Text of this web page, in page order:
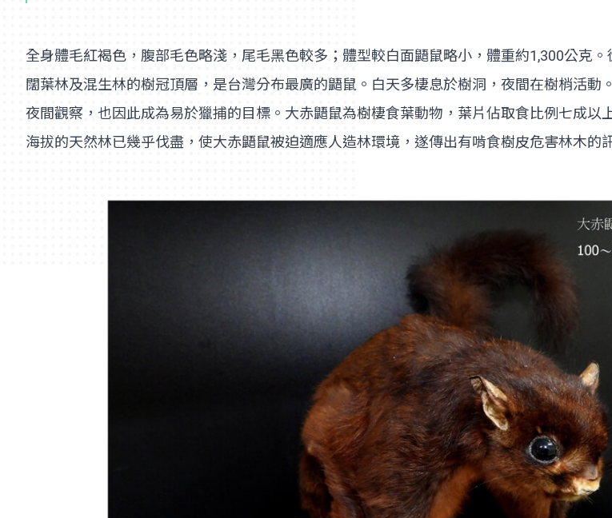
全身體毛紅褐色，腹部毛色略淺，尾毛黑色較多；體型較白面鼯鼠略小，體重約1,300公克
闊葉林及混生林的樹冠頂層，是台灣分布最廣的鼯鼠。白天多棲息於樹洞，夜間在樹梢活
夜間觀察，也因此成為易於獵捕的目標。大赤鼯鼠為樹棲食葉動物，葉片佔取食比例七成
海拔的天然林已幾乎伐盡，使大赤鼯鼠被迫適應人造林環境，遂傳出有啃食樹皮危害林木的